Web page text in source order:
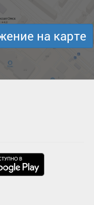
о маршруте
21:20
МОХОВОЙ ПРИВАЛ
на карте